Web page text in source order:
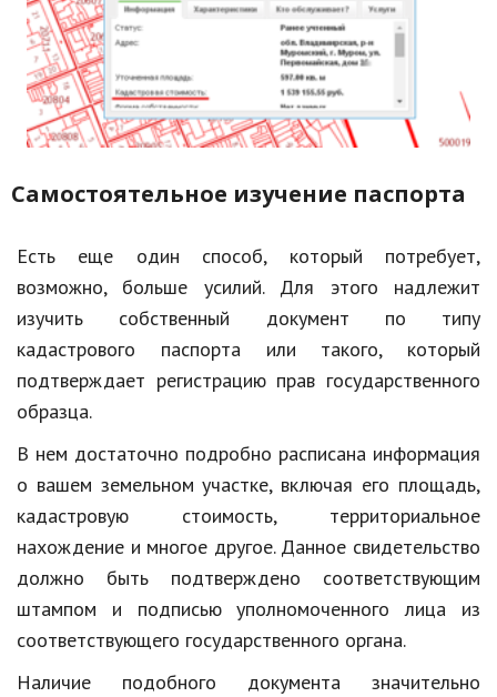
Самостоятельное изучение паспорта
Есть еще один способ, который потребует,
возможно, больше усилий. Для этого надлежит
изучить собственный документ по типу
кадастрового паспорта или такого, который
подтверждает регистрацию прав государственного
образца.
В нем достаточно подробно расписана информация
о вашем земельном участке, включая его площадь,
кадастровую стоимость, территориальное
нахождение и многое другое. Данное свидетельство
должно быть подтверждено соответствующим
штампом и подписью уполномоченного лица из
соответствующего государственного органа.
Наличие подобного документа значительно